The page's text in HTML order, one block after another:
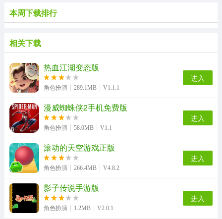
本周下载排行
相关下载
热血江湖变态版
角色扮演 289.1MB V1.1.1
进入
漫威蜘蛛侠2手机免费版
角色扮演 58.0MB V1.1
进入
滚动的天空游戏正版
角色扮演 266.4MB V4.8.2
进入
影子传说手游版
角色扮演 1.2MB V2.0.1
进入